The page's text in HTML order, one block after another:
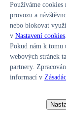
Používáme cookies
provozu a
nebo blokovat
v Nastavení cookies
Pokud nám k tomu
webových stránek
partnery.
informací v